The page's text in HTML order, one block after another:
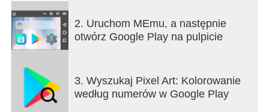
Dlaczego warto zagrać w gry kolorowanki Pixel
Art?
obrazki, następnie dotknij daną liczbę i zacznij
kolorować obrazek. Podczas grania w kolorowankę
Pixel Art zawsze wiesz jakiego koloru użyć i gdzie.
2. Uruchom MEmu, a następnie
otwórz Google Play na pulpicie
3. Wyszukaj Pixel Art: Kolorowanie
według numerów w Google Play